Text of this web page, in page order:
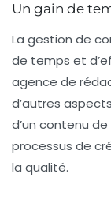
Un gain de
La gestion de
de temps et
agence de
d’autres
d’un contenu
processus de
la qualité.